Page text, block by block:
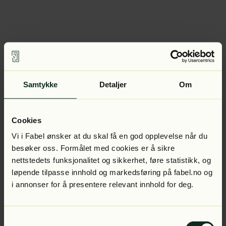
Samtykke Detaljer Om
Cookies
Vi i Fabel ønsker at du skal få en god opplevelse når du
besøker oss. Formålet med cookies er å sikre
nettstedets funksjonalitet og sikkerhet, føre statistikk, og
løpende tilpasse innhold og markedsføring på fabel.no og
i annonser for å presentere relevant innhold for deg.